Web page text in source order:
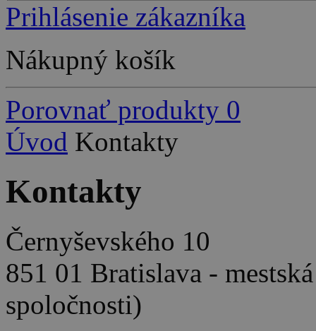
Prihlásenie zákazníka
Nákupný košík
Porovnať produkty 0
Úvod Kontakty
Kontakty
Černyševského 10
851 01 Bratislava -
spoločnosti)